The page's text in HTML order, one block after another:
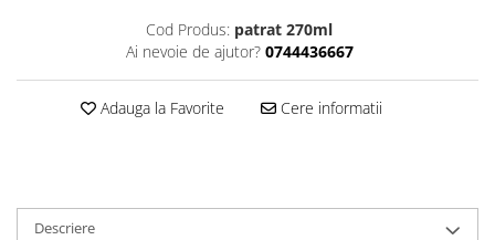
Valentine's Day
Cod Produs: patrat 270ml
Ai nevoie de ajutor? 0744436667
Adauga la Favorite Cere informatii
Descriere